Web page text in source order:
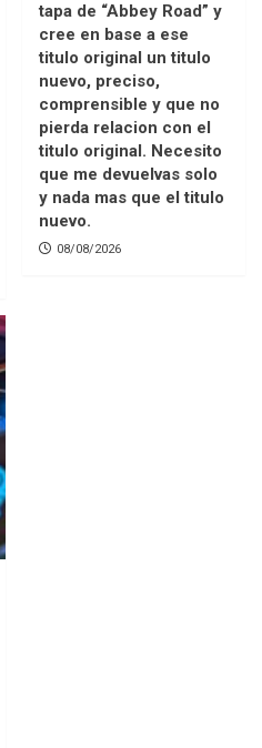
tapa de “Abbey Road” y
cree en base a ese
titulo original un titulo
nuevo, preciso,
comprensible y que no
pierda relacion con el
titulo original. Necesito
que me devuelvas solo
y nada mas que el titulo
nuevo.
08/08/2026